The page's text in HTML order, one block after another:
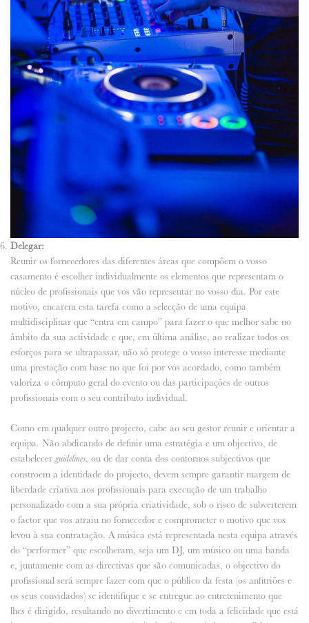
Delegar:
Reunir os fornecedores das diferentes áreas que compõem o vosso
casamento é escolher individualmente os elementos que representam o
núcleo de profissionais que vos vão representar no vosso dia. Por este
motivo, encarem esta tarefa como a selecção de uma equipa
multidisciplinar que “entra em campo” para fazer o que melhor sabe no
âmbito da sua actividade e que, em última análise, ao realizar todos os
esforços para se ultrapassar, não só protege o vosso interesse mediante
uma prestação com base no que foi por vós acordado, como também
valoriza o cômputo geral do evento ou das participações de outros
profissionais com o seu contributo individual.
Como em qualquer outro projecto, cabe ao seu gestor reunir e orientar a
equipa. Não abdicando de definir uma estratégia e um objectivo, de
estabelecer guidelines, ou de dar conta dos contornos subjectivos que
constroem a identidade do projecto, devem sempre garantir margem de
liberdade criativa aos profissionais para execução de um trabalho
personalizado com a sua própria criatividade, sob o risco de subverterem
o factor que vos atraiu no fornecedor e comprometer o motivo que vos
levou à sua contratação. A música está representada nesta equipa através
do “performer” que escolheram, seja um DJ, um músico ou uma banda
e, juntamente com as directivas que são comunicadas, o objectivo do
profissional será sempre fazer com que o público da festa (os anfitriões e
os seus convidados) se identifique e se entregue ao entretenimento que
lhes é dirigido, resultando no divertimento e em toda a felicidade que está